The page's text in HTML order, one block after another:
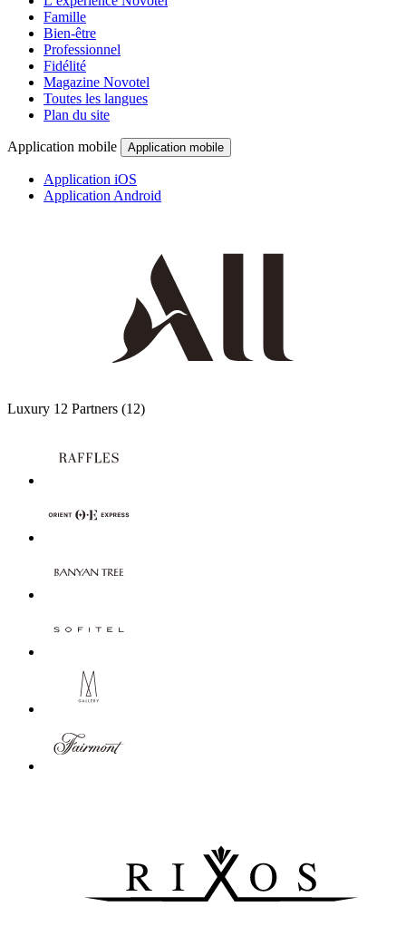
Famille
Bien-être
Professionnel
Fidélité
Magazine Novotel
Toutes les langues
Plan du site
Application mobile Application mobile
Application iOS
Application Android
Luxury 12 Partners (12)